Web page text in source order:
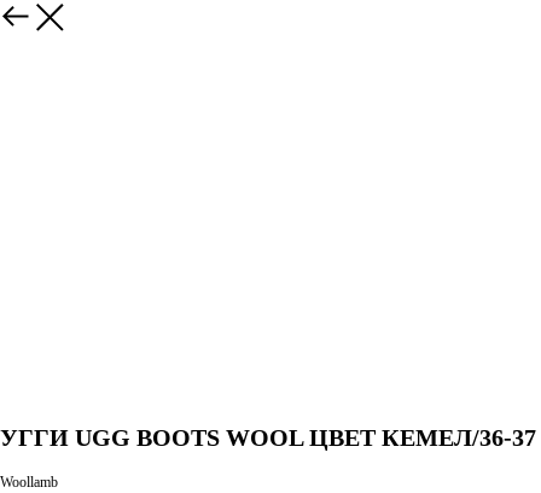
УГГИ UGG BOOTS WOOL ЦВЕТ КЕМЕЛ/36-37
Woollamb